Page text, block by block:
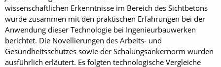
wissenschaftlichen Erkenntnisse im Bereich des Sichtbetons
wurde zusammen mit den praktischen Erfahrungen bei der
Anwendung dieser Technologie bei Ingenieurbauwerken
berichtet. Die Novellierungen des Arbeits- und
Gesundheitsschutzes sowie der Schalungs­ankernorm wurden
ausführlich erläutert. Es folgten technologische Vergleiche